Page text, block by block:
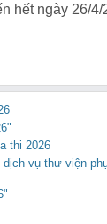
hết ngày 26/
thi 2026
vụ thư viện